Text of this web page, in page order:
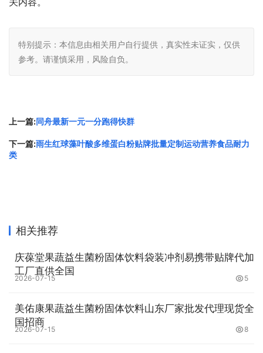
特别提示：本信息由相关用户自行提供，真实性未证实，仅供
参考。请谨慎采用，风险自负。
上一篇:同舟最新一元一分跑得快群
下一篇:雨生红球藻叶酸多维蛋白粉贴牌批量定制运动营养食品耐力
类
相关推荐
庆葆堂果蔬益生菌粉固体饮料袋装冲剂易携带贴牌代加
工厂直供全国
2026-07-15 5
美佑康果蔬益生菌粉固体饮料山东厂家批发代理现货全
国招商
2026-07-15 8